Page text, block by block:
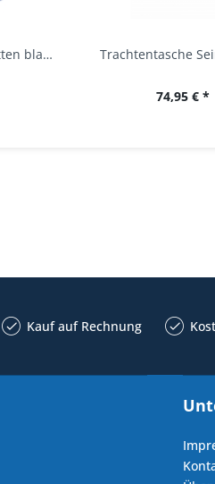
Trachtenbluse Hütten blau 7/8 Arm OS Trachten
74,95 € *
Kauf auf Rechnung